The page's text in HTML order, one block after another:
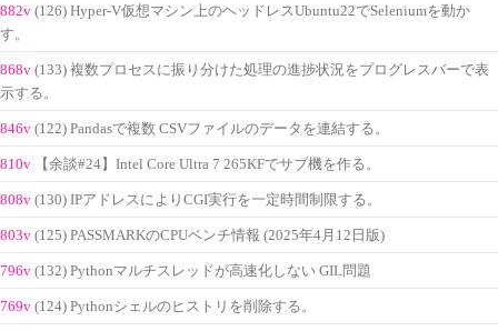
882v (126) Hyper-V仮想マシン上のヘッドレスUbuntu22でSeleniumを動か
す。
868v (133) 複数プロセスに振り分けた処理の進捗状況をプログレスバーで表
示する。
846v (122) Pandasで複数 CSVファイルのデータを連結する。
810v 【余談#24】Intel Core Ultra 7 265KFでサブ機を作る。
808v (130) IPアドレスによりCGI実行を一定時間制限する。
803v (125) PASSMARKのCPUベンチ情報 (2025年4月12日版)
796v (132) Pythonマルチスレッドが高速化しない GIL問題
769v (124) Pythonシェルのヒストリを削除する。